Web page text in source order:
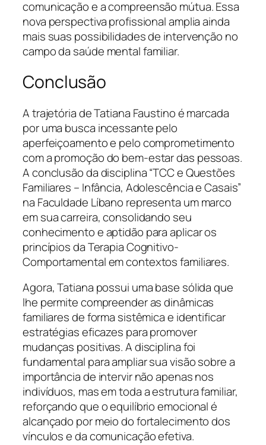
comunicação e a compreensão mútua. Essa
nova perspectiva profissional amplia ainda
mais suas possibilidades de intervenção no
campo da saúde mental familiar.
Conclusão
A trajetória de Tatiana Faustino é marcada
por uma busca incessante pelo
aperfeiçoamento e pelo comprometimento
com a promoção do bem-estar das pessoas.
A conclusão da disciplina “TCC e Questões
Familiares – Infância, Adolescência e Casais”
na Faculdade Líbano representa um marco
em sua carreira, consolidando seu
conhecimento e aptidão para aplicar os
princípios da Terapia Cognitivo-
Comportamental em contextos familiares.
Agora, Tatiana possui uma base sólida que
lhe permite compreender as dinâmicas
familiares de forma sistêmica e identificar
estratégias eficazes para promover
mudanças positivas. A disciplina foi
fundamental para ampliar sua visão sobre a
importância de intervir não apenas nos
indivíduos, mas em toda a estrutura familiar,
reforçando que o equilíbrio emocional é
alcançado por meio do fortalecimento dos
vínculos e da comunicação efetiva.